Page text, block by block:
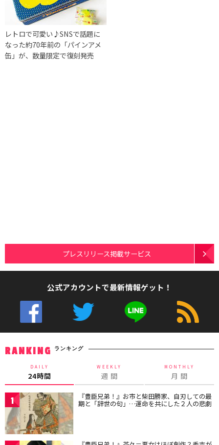
レトロで可愛い♪SNSで話題に
なった約70年前の「パインアメ
缶」が、数量限定で復刻発売
プレスリリース掲載サービス
公式アカウントで最新情報ゲット！
RANKING ランキング
DAILY
24時間
WEEKLY
週 間
MONTHLY
月 間
1 『豊臣兄弟！』お市と柴田勝家、自刃しての最
期と「辞世の句」…運命を共にした２人の悲劇